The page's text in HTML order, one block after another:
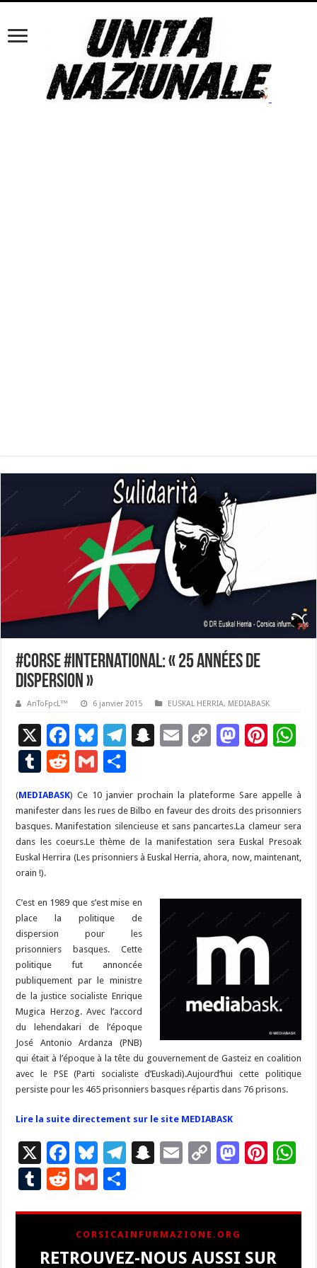
#Corse #international: « 25 années de
dispersion »
AnToFpcL™ 6 janvier 2015 EUSKAL HERRIA, MEDIABASK
X
F
ac
e
b
o
o
Bl
u
es
ky
T
gr
a
m
S
p
c
h
E
l
C
y
Li
n
M
d
o
n
Pi
es
t
p
p
T
m
bl
r
R
d
di
t
G
m
ai
l
ta
g
er
(MEDIABASK) Ce 10 janvier prochain la plateforme Sare appelle à
manifester dans les rues de Bilbo en faveur des droits des prisonniers
basques. Manifestation silencieuse et sans pancartes.La clameur sera
dans les coeurs.Le thème de la manifestation sera Euskal Presoak
Euskal Herrira (Les prisonniers à Euskal Herria, ahora, now, maintenant,
orain !).
C’est en 1989 que s’est mise en
place la politique de
dispersion pour les
prisonniers basques. Cette
politique fut annoncée
publiquement par le ministre
de la justice socialiste Enrique
Mugica Herzog. Avec l’accord
du lehendakari de l’époque
José Antonio Ardanza (PNB)
qui était à l’époque à la tête du gouvernement de Gasteiz en coalition
avec le PSE (Parti socialiste d’Euskadi).Aujourd’hui cette politique
persiste pour les 465 prisonniers basques répartis dans 76 prisons.
Lire la suite directement sur le site MEDIABASK
X
F
ac
e
b
o
Bl
u
es
ky
T
gr
a
S
p
c
E
l
C
y
Li
M
d
Pi
es
T
bl
R
d
di
G
ai
l
ta
g
CORSICAINFURMAZIONE.ORG
RETROUVEZ-NOUS AUSSI SUR